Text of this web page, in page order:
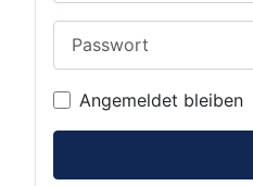
Angemeldet bleiben